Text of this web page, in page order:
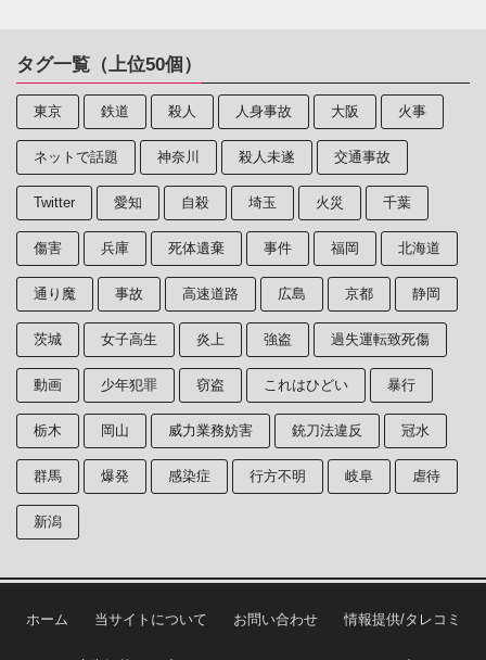
タグ一覧（上位50個）
東京 鉄道 殺人 人身事故 大阪 火事
ネットで話題 神奈川 殺人未遂 交通事故
Twitter 愛知 自殺 埼玉 火災 千葉
傷害 兵庫 死体遺棄 事件 福岡 北海道
通り魔 事故 高速道路 広島 京都 静岡
茨城 女子高生 炎上 強盗 過失運転致死傷
動画 少年犯罪 窃盗 これはひどい 暴行
栃木 岡山 威力業務妨害 銃刀法違反 冠水
群馬 爆発 感染症 行方不明 岐阜 虐待
新潟
ホーム 当サイトについて お問い合わせ 情報提供/タレコミ